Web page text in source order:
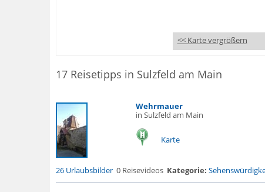
<< Karte vergrößern
17 Reisetipps in Sulzfeld am Main
Wehrmauer
in Sulzfeld am Main
Karte
26 Urlaubsbilder 0 Reisevideos Kategorie: